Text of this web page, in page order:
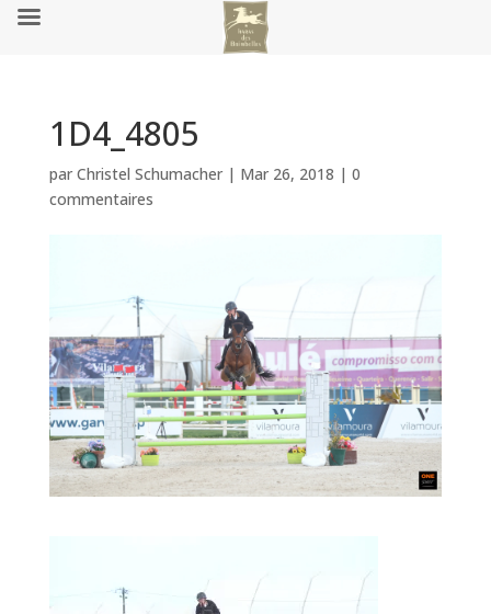
1D4_4805
par Christel Schumacher| Mar 26, 2018 | 0
commentaires